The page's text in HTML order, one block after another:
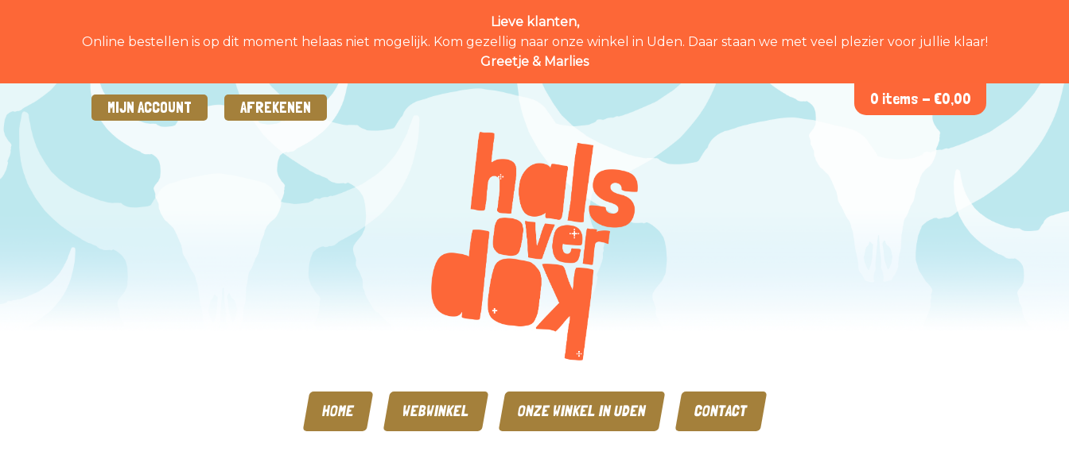
Lieve klanten,
Online bestellen is op dit moment helaas niet mogelijk. Kom gezellig naar onze winkel in Uden. Daar staan we met veel plezier voor jullie klaar!
Greetje & Marlies
MIJN ACCOUNT AFREKENEN 0 items - €0,00
HOME WEBWINKEL ONZE WINKEL IN UDEN CONTACT